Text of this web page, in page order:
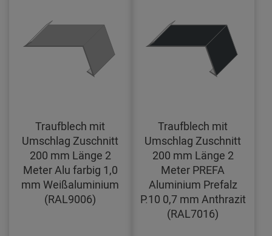
Traufblech mit
Umschlag Zuschnitt
200 mm Länge 2
Meter Alu farbig 1,0
mm Weißaluminium
(RAL9006)
Traufblech mit
Umschlag Zuschnitt
200 mm Länge 2
Meter PREFA
Aluminium Prefalz
P.10 0,7 mm Anthrazit
(RAL7016)